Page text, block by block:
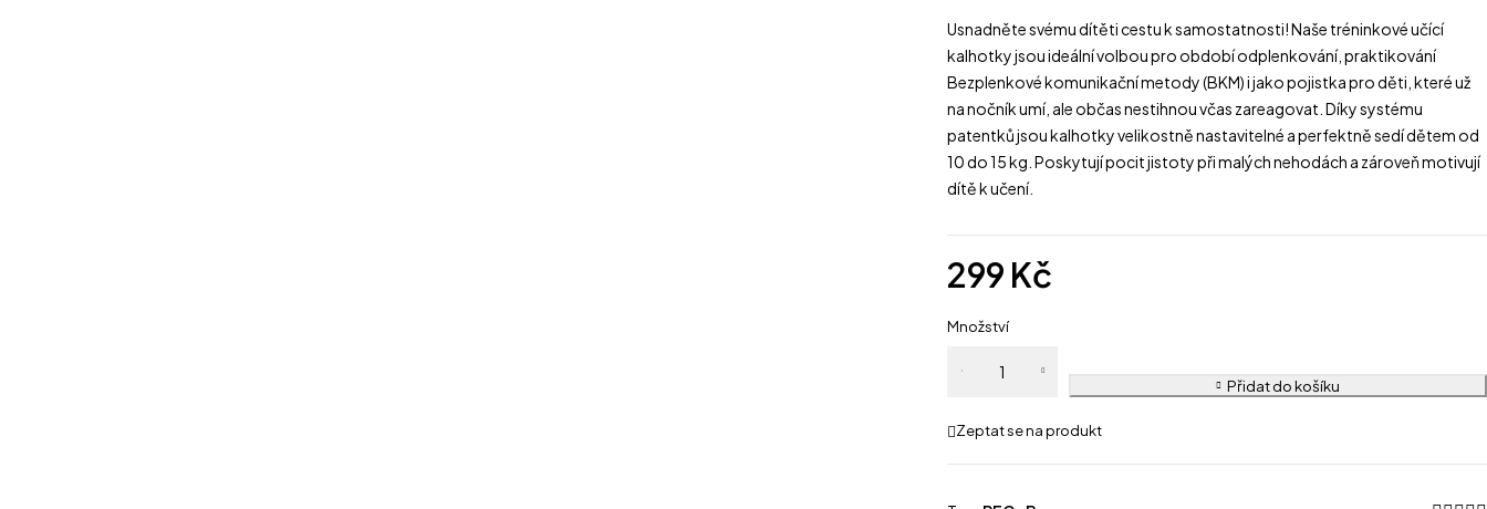
Usnadněte svému dítěti cestu k samostatnosti! Naše tréninkové učící
kalhotky jsou ideální volbou pro období odplenkování, praktikování
Bezplenkové komunikační metody (BKM) i jako pojistka pro děti, které už
na nočník umí, ale občas nestihnou včas zareagovat. Díky systému
patentků jsou kalhotky velikostně nastavitelné a perfektně sedí dětem od
10 do 15 kg. Poskytují pocit jistoty při malých nehodách a zároveň motivují
dítě k učení.
299 Kč
Množství
Přidat do košíku
Zeptat se na produkt